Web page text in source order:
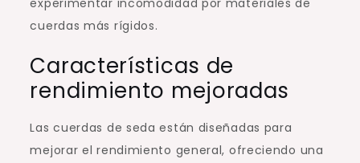
cuerdas más rígidos.
Características de
rendimiento mejoradas
Las cuerdas de seda están diseñadas para
mejorar el rendimiento general, ofreciendo una